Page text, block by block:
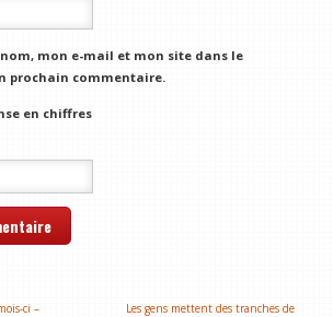
mon e-mail et mon site dans le
prochain commentaire.
en chiffres
ci –
Les gens mettent des tranches de